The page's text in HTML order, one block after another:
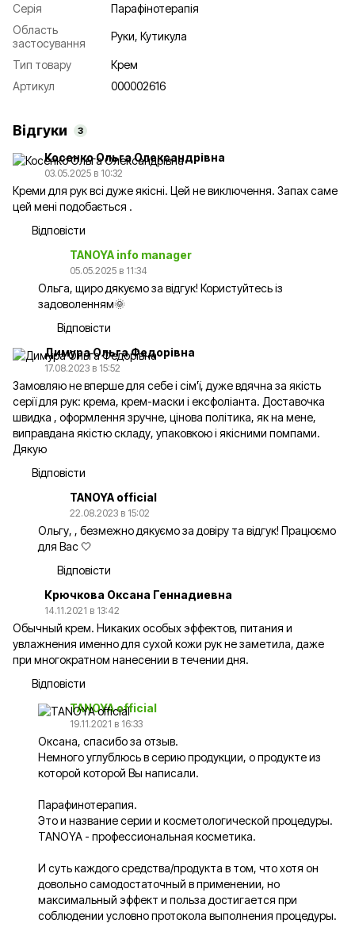
Серія
Парафінотерапія
Область
застосування
Руки, Кутикула
Тип товару
Крем
Артикул
000002616
Відгуки 3
Косенко Ольга Олександрівна
03.05.2025 в 10:32
Креми для рук всі дуже якісні. Цей не виключення. Запах саме
цей мені подобається .
Відповісти
TANOYA info manager
05.05.2025 в 11:34
Ольга, щиро дякуємо за відгук! Користуйтесь із
задоволенням🌞
Відповісти
Димура Ольга Федорівна
17.08.2023 в 15:52
Замовляю не вперше для себе і сім'ї, дуже вдячна за якість
серії для рук: крема, крем-маски і ексфоліанта. Доставочка
швидка , оформлення зручне, цінова політика, як на мене,
виправдана якістю складу, упаковкою і якісними помпами.
Дякую
Відповісти
TANOYA official
22.08.2023 в 15:02
Ольгу, , безмежно дякуємо за довіру та відгук! Працюємо
для Вас 🤍
Відповісти
Крючкова Оксана Геннадиевна
14.11.2021 в 13:42
Обычный крем. Никаких особых эффектов, питания и
увлажнения именно для сухой кожи рук не заметила, даже
при многократном нанесении в течении дня.
Відповісти
TANOYA official
19.11.2021 в 16:33
Оксана, спасибо за отзыв.
Немного углублюсь в серию продукции, о продукте из
которой которой Вы написали.
Парафинотерапия.
Это и название серии и косметологической процедуры.
TANOYA - профессиональная косметика.
И суть каждого средства/продукта в том, что хотя он
довольно самодостаточный в применении, но
максимальный эффект и польза достигается при
соблюдении условно протокола выполнения процедуры.